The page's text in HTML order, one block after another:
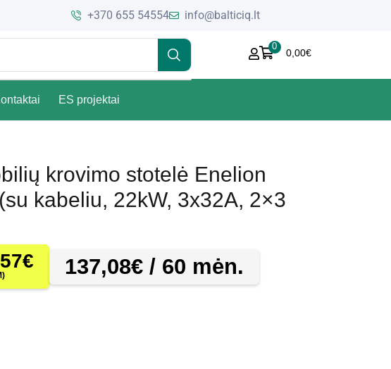
+370 655 54554 info@balticiq.lt
0
0,00€
ES projektai
krovimo stotelė Enelion
kabeliu, 22kW, 3x32A, 2×3
€ 137,08€ / 60 mėn.